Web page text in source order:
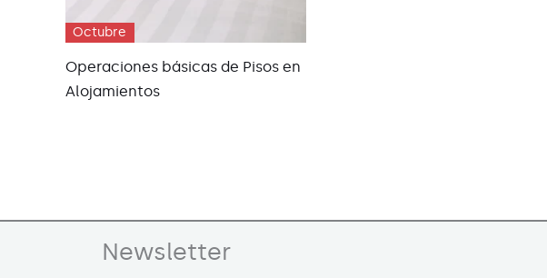
Octubre
Operaciones básicas de Pisos en
Alojamientos
Newsletter